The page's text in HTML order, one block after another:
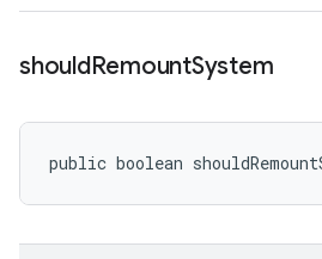
shouldRemountSystem
public boolean